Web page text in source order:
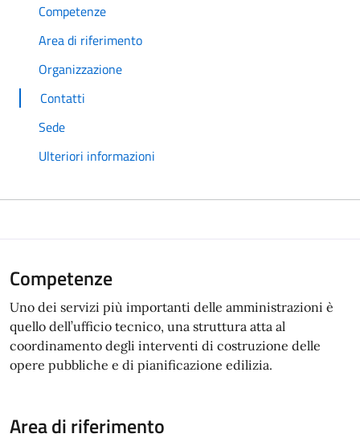
Competenze
Area di riferimento
Organizzazione
Contatti
Sede
Ulteriori informazioni
Competenze
Uno dei servizi più importanti delle amministrazioni è
quello dell’ufficio tecnico, una struttura atta al
coordinamento degli interventi di costruzione delle
opere pubbliche e di pianificazione edilizia.
Area di riferimento